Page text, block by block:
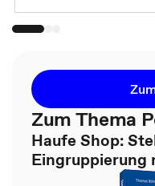
Zum Thema
Haufe Shop:
Eingruppierung